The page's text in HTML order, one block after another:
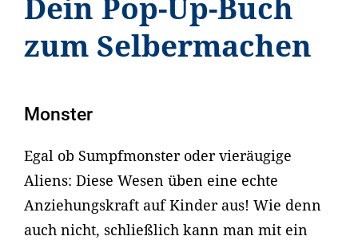
Dein Pop-Up-Buch
zum Selbermachen
Monster
Egal ob Sumpfmonster oder vieräugige
Aliens: Diese Wesen üben eine echte
Anziehungskraft auf Kinder aus! Wie denn
auch nicht, schließlich kann man mit ein